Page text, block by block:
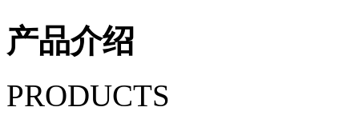
产品介绍
PRODUCTS